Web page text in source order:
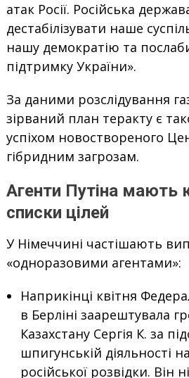
атак Росії. Російська
дестабілізувати наше
нашу демократію та
підтримку України».
За даними розслідування
зірваний план теракту є
успіхом новоствореного
гібридним загрозам.
Агенти Путіна мають
списки цілей
У Німеччині частішають
«одноразовими агентами»:
Наприкінці квітня
в Берліні заарештувала
Казахстану Сергія К. за
шпигунській діяльності
російської розвідки. Він